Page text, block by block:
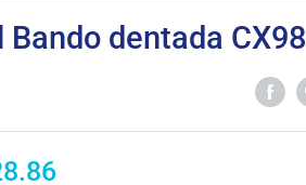
dentada CX98